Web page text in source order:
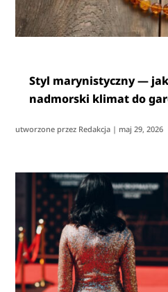
Styl marynistyczny —
nadmorski klimat do
utworzone przez Redakcja | maj 29, 2026